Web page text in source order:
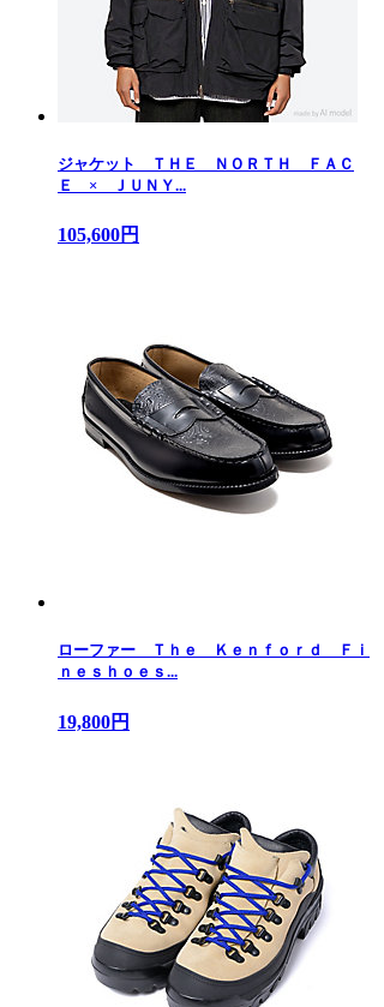
ジャケット ＴＨＥ ＮＯＲＴＨ ＦＡＣ
Ｅ × ＪＵＮＹ...
105,600円
ローファー Ｔｈｅ Ｋｅｎｆｏｒｄ Ｆｉ
ｎｅｓｈｏｅｓ...
19,800円